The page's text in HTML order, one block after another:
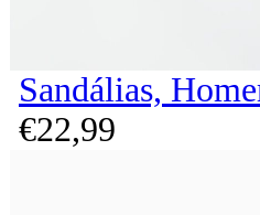
Sandálias,
€22,99